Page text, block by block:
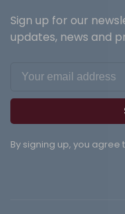
Sign up for our
updates, news and
By signing up, you agree